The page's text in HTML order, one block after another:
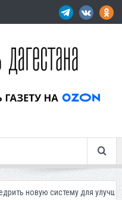
систему для улучшения